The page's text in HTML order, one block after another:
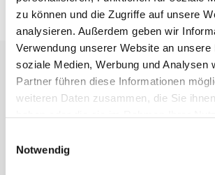
zu können und die Zugriffe auf unsere
analysieren. Außerdem geben wir
Verwendung unserer Website an unsere
soziale Medien, Werbung und Analysen
Partner führen diese Informationen
weiteren Daten zusammen, die Sie
Notwendig
Ähnliche